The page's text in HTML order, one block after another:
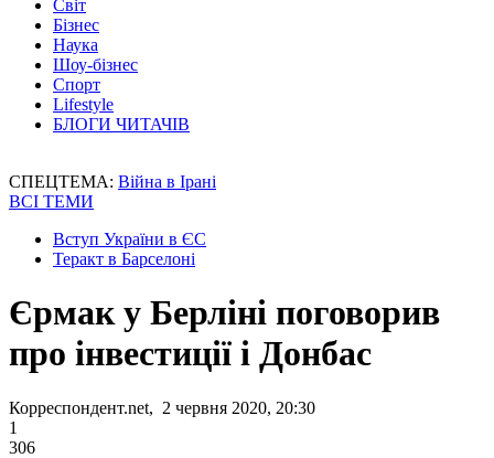
Світ
Бізнес
Наука
Шоу-бізнес
Спорт
Lifestyle
БЛОГИ ЧИТАЧІВ
СПЕЦТЕМА: Війна в Ірані
ВСІ ТЕМИ
Вступ України в ЄС
Теракт в Барселоні
Єрмак у Берліні поговорив
про інвестиції і Донбас
Корреспондент.net, 2 червня 2020, 20:30
1
306